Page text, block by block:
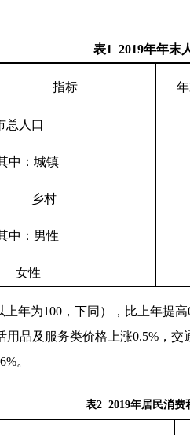
表1 2019年年末
指标
总人口
中：城镇
乡村
中：男性
女性
上年为100 ，下同），比上年提高
用品及服务类价格上涨0.5% ，
。
表2 2019年居民消费